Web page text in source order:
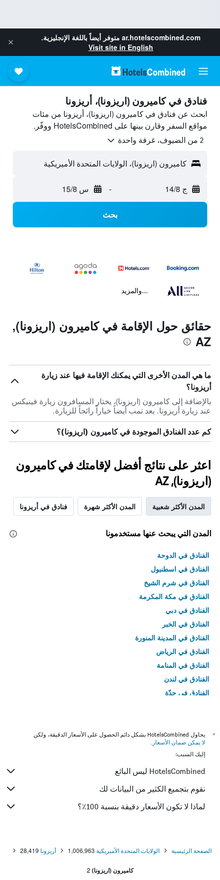
ar.hotelscombined.com متوفر أيضاً باللغة الإنجليزية.
Visit site in English
فنادق في كاميرون (اريزونا)، أريزونا
ابحث عن فنادق في كاميرون (اريزونا)، أريزونا من مئات
مواقع السفر وقارن بينها على HotelsCombined ووفّر.
2 من الضيوف، غرفة واحدة
كاميرون (اريزونا)، الولايات المتحدة الأميريكية
ج 14/8 - س 15/8
بحث
...والمزيد
حقائق حول الإقامة في كاميرون (اريزونا),
AZ
ما هي المدن الأخرى التي يمكنك الإقامة فيها عند زيارة
أريزونا؟
بالإضافة إلى كاميرون (اريزونا)، يختار المسافرون زيارة فينيكس
عند زيارة أريزونا. يعد تمب أيضاً خياراً رائجاً للزيارة.
كم عدد الفنادق الموجودة في كاميرون (اريزونا)؟
اعثر على نتائج أفضل لإقامتك في كاميرون
(اريزونا), AZ
المدن الأكثر شعبية المدن الأكثر شهرة فنادق في أريزونا
المدن التي يبحث عنها مستخدمونا
الفنادق في الدوحة
الفنادق في اسطنبول
الفنادق في شرم الشيخ
الفنادق في مكة المكرمة
الفنادق في دبي
الفنادق في الخبر
الفنادق في المدينة المنورة
الفنادق في الرياض
الفنادق في المنامة
الفنادق في لندن
الفنادق في جدّة
*
يحاول HotelsCombined بشكل دائم الحصول على الأسعار الدقيقة، ولكن
لا يمكن ضمان الأسعار .
إليك السبب:
HotelsCombined ليس البائع
نقوم بتجميع الكثير من البيانات لك
لماذا لا تكون الأسعار دقيقة بنسبة 100٪؟
الصفحة الرئيسية الولايات المتحدة الأميريكية 1,006,963 أريزونا 28,419
كاميرون (اريزونا) 2